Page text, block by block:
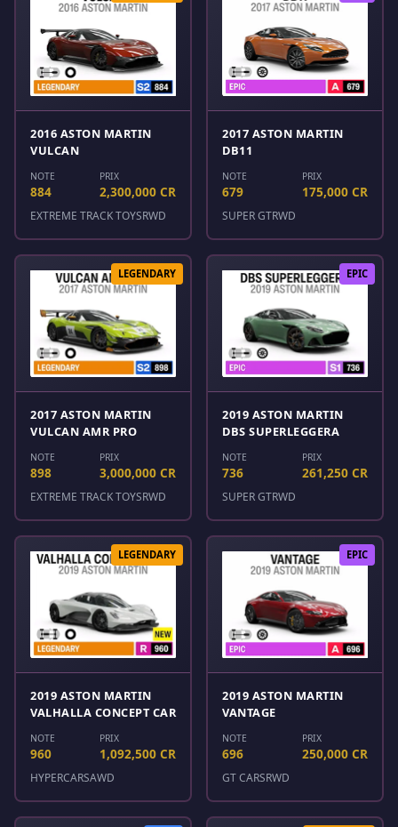
2016 ASTON MARTIN
VULCAN
NOTE
884
PRIX
2,300,000 CR
EXTREME TRACK TOYSRWD
2017 ASTON MARTIN
DB11
NOTE
679
PRIX
175,000 CR
SUPER GTRWD
LEGENDARY
2017 ASTON MARTIN
VULCAN AMR PRO
NOTE
898
PRIX
3,000,000 CR
EXTREME TRACK TOYSRWD
EPIC
2019 ASTON MARTIN
DBS SUPERLEGGERA
NOTE
736
PRIX
261,250 CR
SUPER GTRWD
LEGENDARY
2019 ASTON MARTIN
VALHALLA CONCEPT CAR
NOTE
960
PRIX
1,092,500 CR
HYPERCARSAWD
EPIC
2019 ASTON MARTIN
VANTAGE
NOTE
696
PRIX
250,000 CR
GT CARSRWD